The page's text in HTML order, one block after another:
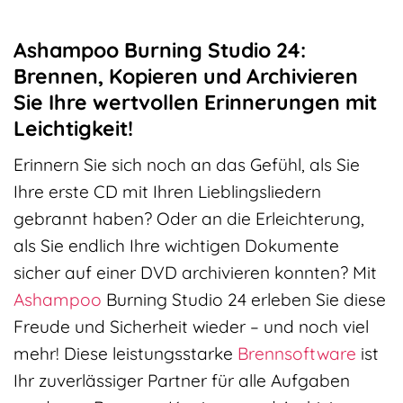
Ashampoo Burning Studio 24:
Brennen, Kopieren und Archivieren
Sie Ihre wertvollen Erinnerungen mit
Leichtigkeit!
Erinnern Sie sich noch an das Gefühl, als Sie
Ihre erste CD mit Ihren Lieblingsliedern
gebrannt haben? Oder an die Erleichterung,
als Sie endlich Ihre wichtigen Dokumente
sicher auf einer DVD archivieren konnten? Mit
Ashampoo Burning Studio 24 erleben Sie diese
Freude und Sicherheit wieder – und noch viel
mehr! Diese leistungsstarke Brennsoftware ist
Ihr zuverlässiger Partner für alle Aufgaben